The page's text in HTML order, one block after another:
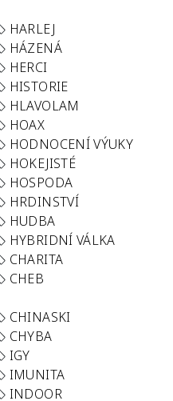
HARLEJ
HÁZENÁ
HERCI
HISTORIE
HLAVOLAM
HOAX
HODNOCENÍ VÝUKY
HOKEJISTÉ
HOSPODA
HRDINSTVÍ
HUDBA
HYBRIDNÍ VÁLKA
CHARITA
CHEB
CHINASKI
CHYBA
IGY
IMUNITA
INDOOR